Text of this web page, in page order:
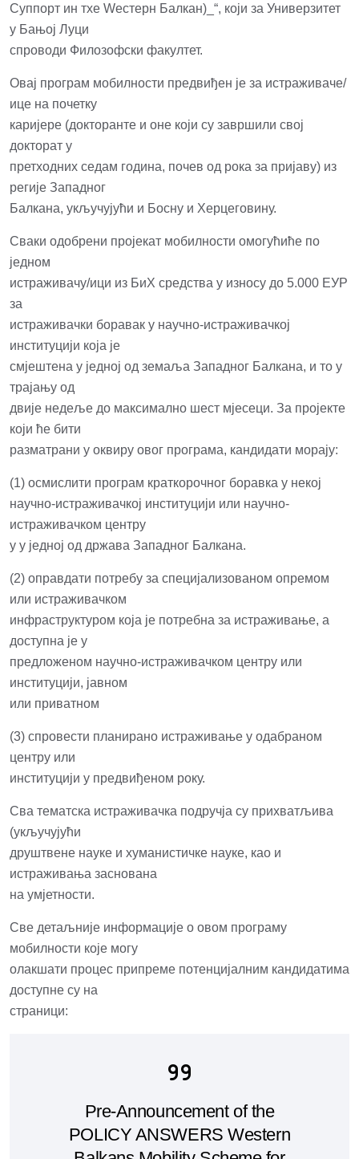
Суппорт ин тхе Wестерн Балкан)_“, који за Универзитет
у Бањој Луци
спроводи Филозофски факултет.
Овај програм мобилности предвиђен је за истраживаче/
ице на почетку
каријере (докторанте и оне који су завршили свој
докторат у
претходних седам година, почев од рока за пријаву) из
регије Западног
Балкана, укључујући и Босну и Херцеговину.
Сваки одобрени пројекат мобилности омогућиће по
једном
истраживачу/ици из БиХ средства у износу до 5.000 ЕУР
за
истраживачки боравак у научно-истраживачкој
институцији која је
смјештена у једној од земаља Западног Балкана, и то у
трајању од
двије недеље до максимално шест мјесеци. За пројекте
који ће бити
разматрани у оквиру овог програма, кандидати морају:
(1) осмислити програм краткорочног боравка у некој
научно-истраживачкој институцији или научно-
истраживачком центру
у у једној од држава Западног Балкана.
(2) оправдати потребу за специјализованом опремом
или истраживачком
инфраструктуром која је потребна за истраживање, а
доступна је у
предложеном научно-истраживачком центру или
институцији, јавном
или приватном
(3) спровести планирано истраживање у одабраном
центру или
институцији у предвиђеном року.
Сва тематска истраживачка подручја су прихватљива
(укључујући
друштвене науке и хуманистичке науке, као и
истраживања заснована
на умјетности.
Све детаљније информације о овом програму
мобилности које могу
олакшати процес припреме потенцијалним кандидатима
доступне су на
страници:
Pre-Announcement of the
POLICY ANSWERS Western